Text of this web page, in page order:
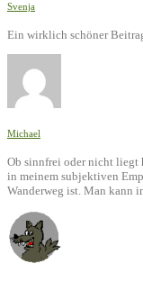
Svenja
Ein wirklich schöner
Michael
Ob sinnfrei oder nicht liegt
in meinem subjektiven
Wanderweg ist. Man kann